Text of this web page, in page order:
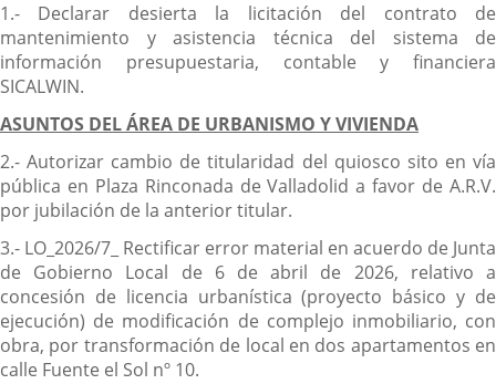
1.- Declarar desierta la licitación del contrato de
mantenimiento y asistencia técnica del sistema de
información presupuestaria, contable y financiera
SICALWIN.
ASUNTOS DEL ÁREA DE URBANISMO Y VIVIENDA
2.- Autorizar cambio de titularidad del quiosco sito en vía
pública en Plaza Rinconada de Valladolid a favor de A.R.V.
por jubilación de la anterior titular.
3.- LO_2026/7_ Rectificar error material en acuerdo de Junta
de Gobierno Local de 6 de abril de 2026, relativo a
concesión de licencia urbanística (proyecto básico y de
ejecución) de modificación de complejo inmobiliario, con
obra, por transformación de local en dos apartamentos en
calle Fuente el Sol nº 10.